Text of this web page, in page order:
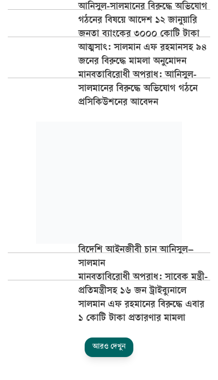
আনিসুল-সালমানের বিরুদ্ধে অভিযোগ
গঠনের বিষয়ে আদেশ ১২ জানুয়ারি
জনতা ব্যাংকের ৩০০০ কোটি টাকা
আত্মসাৎ: সালমান এফ রহমানসহ ৯৪
জনের বিরুদ্ধে মামলা অনুমোদন
মানবতাবিরোধী অপরাধ: আনিসুল-
সালমানের বিরুদ্ধে অভিযোগ গঠনে
প্রসিকিউশনের আবেদন
বিদেশি আইনজীবী চান আনিসুল–
সালমান
মানবতাবিরোধী অপরাধ: সাবেক মন্ত্রী-
প্রতিমন্ত্রীসহ ১৬ জন ট্রাইব্যুনালে
সালমান এফ রহমানের বিরুদ্ধে এবার
১ কোটি টাকা প্রতারণার মামলা
আরও দেখুন